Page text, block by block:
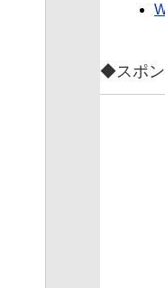
◆スポン